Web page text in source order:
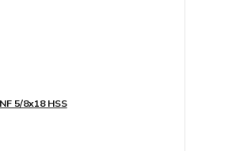
5/8x18 HSS